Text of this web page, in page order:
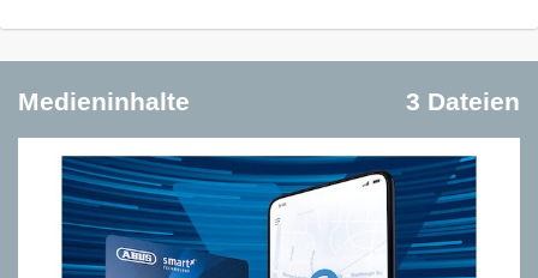
Medieninhalte 3 Dateien